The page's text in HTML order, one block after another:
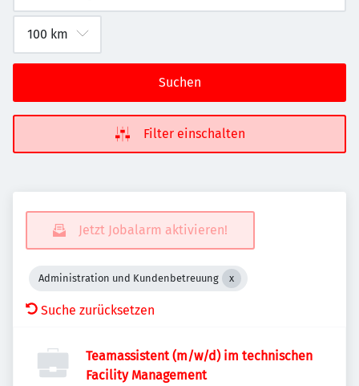
Suchen
Filter einschalten
Jetzt Jobalarm aktivieren!
Administration und Kundenbetreuung
Suche zurücksetzen
Teamassistent (m/w/d) im technischen
Facility Management